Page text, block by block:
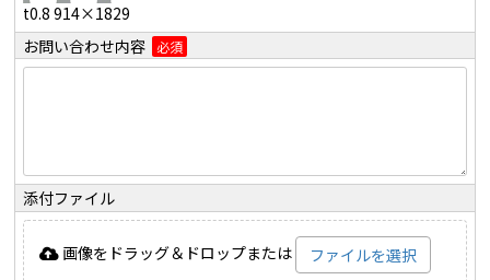
t0.8 914×1829
お問い合わせ内容
必須
添付ファイル
画像をドラッグ＆ドロップまたは ファイルを選択